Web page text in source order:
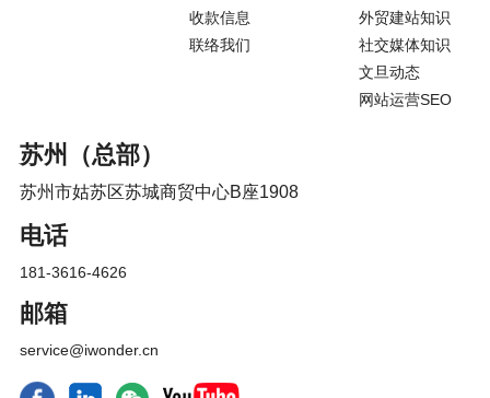
收款信息
联络我们
外贸建站知识
社交媒体知识
文旦动态
网站运营SEO
苏州（总部）
苏州市姑苏区苏城商贸中心B座1908
电话
181-3616-4626
邮箱
service@iwonder.cn